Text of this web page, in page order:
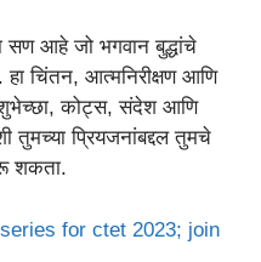
सण आहे जो भगवान बुद्धांचे
चिंतन, आत्मनिरीक्षण आणि
शुभेच्छा, कोट्स, संदेश आणि
तुमच्या प्रियजनांबद्दल तुमचे
शकता.
for ctet 2023; join